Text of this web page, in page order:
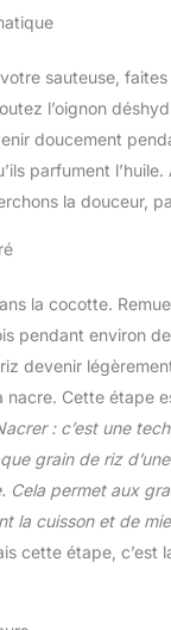
sauteuse, faites
l’oignon
doucement
parfument
la douceur,
la cocotte.
pendant environ
devenir
nacre. Cette étape
: c’est une
grain de riz
Cela permet aux
la cuisson et de
cette étape, c’est